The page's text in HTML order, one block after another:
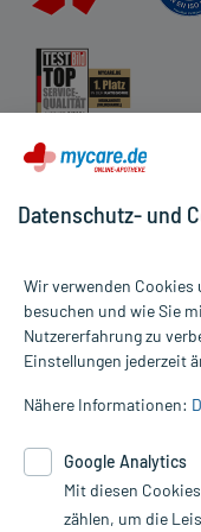
Alle Preise gelten inkl.
Informationen auf
die Untersuchung und
Therapien eingeleitet
Google Analytics.
unserer
Datenschutz- und
Wir verwenden Cookies
besuchen und wie Sie
Nutzererfahrung zu
Einstellungen jederzeit
Nähere Informationen:
Google Analytics
Mit diesen
zählen, um die